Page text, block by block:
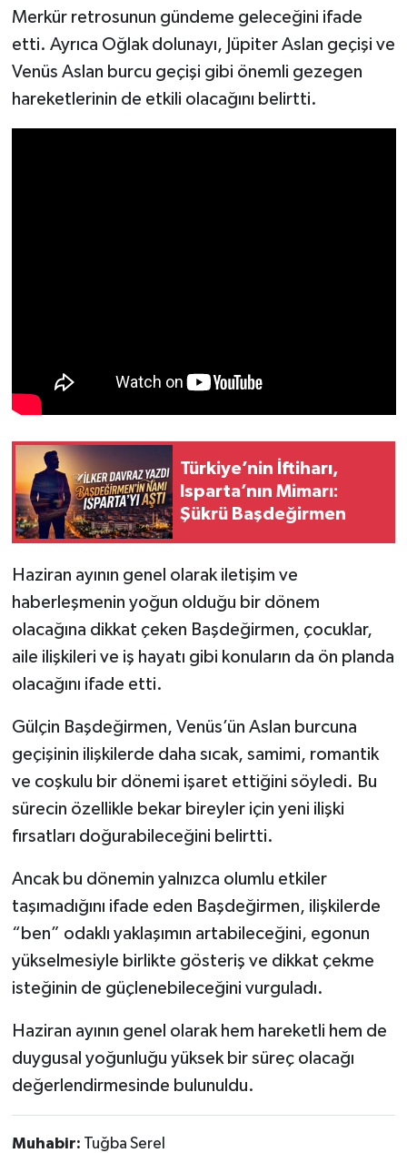
Merkür retrosunun gündeme geleceğini ifade
etti. Ayrıca Oğlak dolunayı, Jüpiter Aslan geçişi ve
Venüs Aslan burcu geçişi gibi önemli gezegen
hareketlerinin de etkili olacağını belirtti.
Türkiye’nin İftiharı,
Isparta’nın Mimarı:
Şükrü Başdeğirmen
Haziran ayının genel olarak iletişim ve
haberleşmenin yoğun olduğu bir dönem
olacağına dikkat çeken Başdeğirmen, çocuklar,
aile ilişkileri ve iş hayatı gibi konuların da ön planda
olacağını ifade etti.
Gülçin Başdeğirmen, Venüs’ün Aslan burcuna
geçişinin ilişkilerde daha sıcak, samimi, romantik
ve coşkulu bir dönemi işaret ettiğini söyledi. Bu
sürecin özellikle bekar bireyler için yeni ilişki
fırsatları doğurabileceğini belirtti.
Ancak bu dönemin yalnızca olumlu etkiler
taşımadığını ifade eden Başdeğirmen, ilişkilerde
“ben” odaklı yaklaşımın artabileceğini, egonun
yükselmesiyle birlikte gösteriş ve dikkat çekme
isteğinin de güçlenebileceğini vurguladı.
Haziran ayının genel olarak hem hareketli hem de
duygusal yoğunluğu yüksek bir süreç olacağı
değerlendirmesinde bulunuldu.
Muhabir: Tuğba Serel
Teknoloji
Türkiye
Yerel